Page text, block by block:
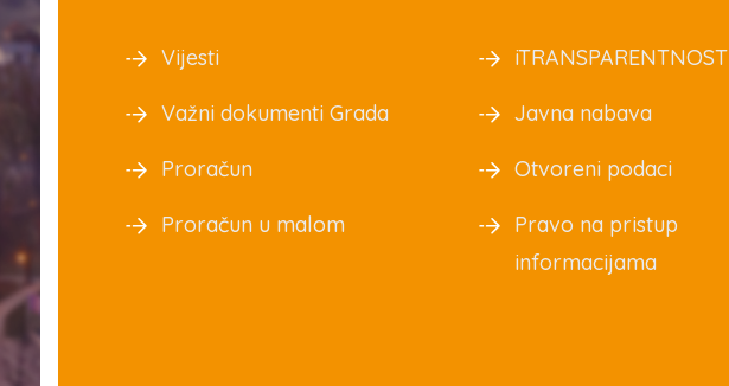
Vijesti
Važni dokumenti Grada
Proračun
Proračun u malom
iTRANSPARENTNOST
Javna nabava
Otvoreni podaci
Pravo na pristup
informacijama